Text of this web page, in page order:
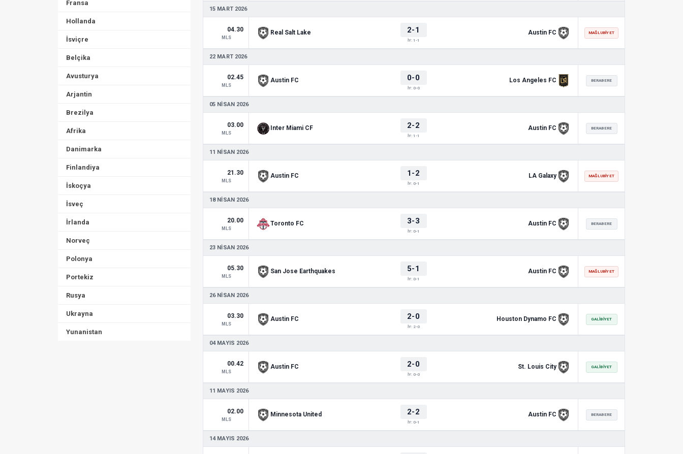
Fransa
Hollanda
İsviçre
Belçika
Avusturya
Arjantin
Brezilya
Afrika
Danimarka
Finlandiya
İskoçya
İsveç
İrlanda
Norveç
Polonya
Portekiz
Rusya
Ukrayna
Yunanistan
15 MART 2026
04.30
MLS
Real Salt Lake 2-1
İY: 1-1
Austin FC MAĞLUBIYET
22 MART 2026
02.45
MLS
Austin FC 0-0
İY: 0-0
Los Angeles FC BERABERE
05 NISAN 2026
03.00
MLS
Inter Miami CF 2-2
İY: 1-1
Austin FC BERABERE
11 NISAN 2026
21.30
MLS
Austin FC 1-2
İY: 0-1
LA Galaxy MAĞLUBIYET
18 NISAN 2026
20.00
MLS
Toronto FC 3-3
İY: 0-1
Austin FC BERABERE
23 NISAN 2026
05.30
MLS
San Jose Earthquakes 5-1
İY: 0-1
Austin FC MAĞLUBIYET
26 NISAN 2026
03.30
MLS
Austin FC 2-0
İY: 2-0
Houston Dynamo FC GALIBIYET
04 MAYIS 2026
00.42
MLS
Austin FC 2-0
İY: 0-0
St. Louis City GALIBIYET
11 MAYIS 2026
02.00
MLS
Minnesota United 2-2
İY: 0-1
Austin FC BERABERE
14 MAYIS 2026